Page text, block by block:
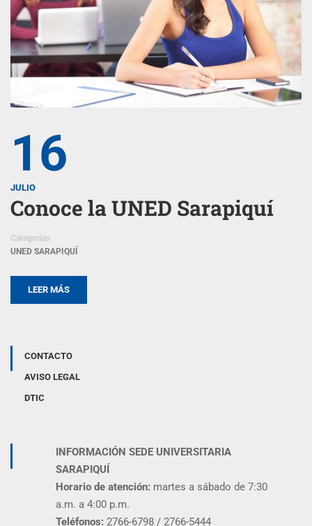
16
JULIO
Conoce la UNED Sarapiquí
Categorías
UNED SARAPIQUÍ
LEER MÁS
CONTACTO
AVISO LEGAL
DTIC
INFORMACIÓN SEDE UNIVERSITARIA
SARAPIQUÍ
Horario de atención: martes a sábado de 7:30
a.m. a 4:00 p.m.
Teléfonos: 2766-6798 / 2766-5444